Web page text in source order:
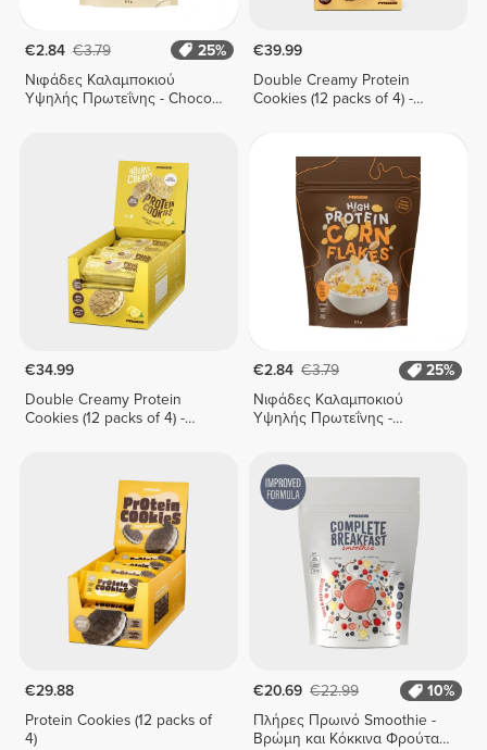
€2.84 €3.79
25%
Νιφάδες Καλαμποκιού
Υψηλής Πρωτεΐνης - Choco
€39.99
Double Creamy Protein
Cookies (12 packs of 4) -
€34.99
Double Creamy Protein
Cookies (12 packs of 4) -
€2.84 €3.79
25%
Νιφάδες Καλαμποκιού
Υψηλής Πρωτεΐνης -
€29.88
Protein Cookies (12 packs of
4)
€20.69 €22.99
10%
Πλήρες Πρωινό Smoothie -
Βρώμη και Κόκκινα Φρούτα